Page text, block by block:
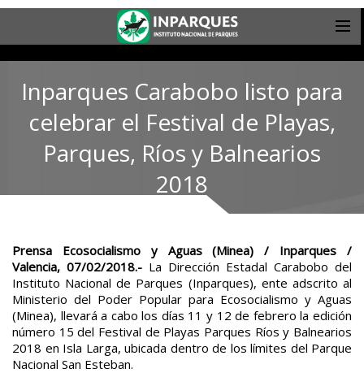
Inparques Carabobo listo para
celebrar el Festival de Playas,
Parques, Ríos y Balnearios
2018
Prensa Ecosocialismo y Aguas (Minea) / Inparques /
Valencia, 07/02/2018.- La Dirección Estadal Carabobo del
Instituto Nacional de Parques (Inparques), ente adscrito al
Ministerio del Poder Popular para Ecosocialismo y Aguas
(Minea), llevará a cabo los días 11 y 12 de febrero la edición
número 15 del Festival de Playas Parques Ríos y Balnearios
2018 en Isla Larga, ubicada dentro de los límites del Parque
Nacional San Esteban.